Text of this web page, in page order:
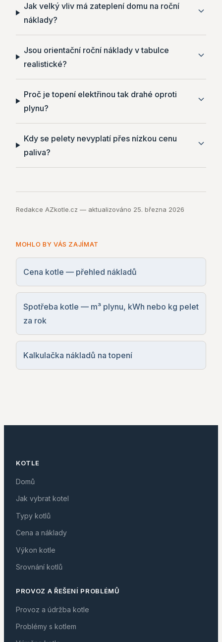
Jak velký vliv má zateplení domu na roční
náklady?
Jsou orientační roční náklady v tabulce
realistické?
Proč je topení elektřinou tak drahé oproti
plynu?
Kdy se pelety nevyplatí přes nízkou cenu
paliva?
Redakce AZkotle.cz — aktualizováno 25. března 2026
MOHLO BY VÁS ZAJÍMAT
Cena kotle — přehled nákladů
Spotřeba kotle — m³ plynu, kWh nebo kg pelet
za rok
Kalkulačka nákladů na topení
KOTLE
Domů
Jak vybrat kotel
Typy kotlů
Cena a náklady
Výkon kotle
Srovnání kotlů
PROVOZ A ŘEŠENÍ PROBLÉMŮ
Provoz a údržba kotle
Problémy s kotlem